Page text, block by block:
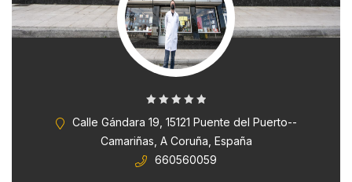
0
Calle Gándara 19, 15121 Puente del Puerto--
Camariñas, A Coruña, España
660560059